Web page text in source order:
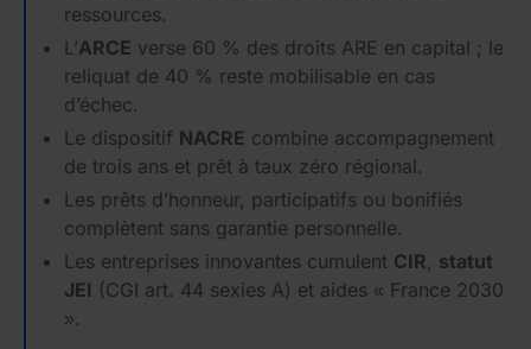
ressources.
L’ARCE verse 60 % des droits ARE en capital ; le
reliquat de 40 % reste mobilisable en cas
d’échec.
Le dispositif NACRE combine accompagnement
de trois ans et prêt à taux zéro régional.
Les prêts d’honneur, participatifs ou bonifiés
complètent sans garantie personnelle.
Les entreprises innovantes cumulent CIR, statut
JEI (CGI art. 44 sexies A) et aides « France 2030
».